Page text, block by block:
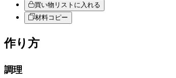
買い物リストに入れる
材料コピー
作り方
調理